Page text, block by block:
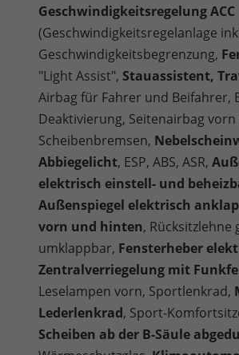
Geschwindigkeitsregelung ACC
(Geschwindigkeitsregelanlage
Geschwindigkeitsbegrenzung,
"Light Assist", Stauassistent,
Airbag für Fahrer und Beifahrer,
Deaktivierung, Seitenairbag
Scheibenbremsen,
Abbiegelicht, ESP, ABS, ASR,
elektrisch einstell- und
Außenspiegel elektrisch
vorn und hinten, Rücksitzlehne
umklappbar, Fensterheber
Zentralverriegelung mit
Leselampen vorn, Sportlenkrad,
Lederlenkrad, Sport-
Scheiben ab der B-Säule